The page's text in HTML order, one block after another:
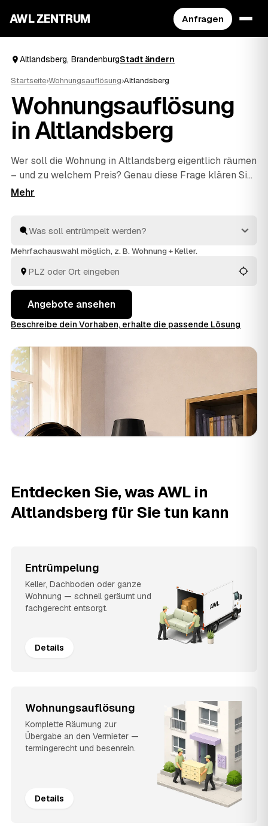
AWL ZENTRUM Anfragen
Altlandsberg, BrandenburgStadt ändern
Startseite›Wohnungsauflösung›Altlandsberg
Wohnungsauflösung
in Altlandsberg
Wer soll die Wohnung in Altlandsberg eigentlich räumen
– und zu welchem Preis? Genau diese Frage klären Sie
mit AWL in einer einzigen Anfrage: Sie schildern den
Festpreis. Räumen, fachgerecht entsorgen und
besenrein an den Vermieter übergeben gehört bei allen
besten passt.
Mehrfachauswahl möglich, z. B. Wohnung + Keller.
Angebote ansehen
Beschreibe dein Vorhaben, erhalte die passende Lösung
Entdecken Sie, was AWL in
Altlandsberg für Sie tun kann
Entrümpelung
Keller, Dachboden oder ganze
Wohnung — schnell geräumt und
fachgerecht entsorgt.
Details
Wohnungsauflösung
Komplette Räumung zur
Übergabe an den Vermieter —
termingerecht und besenrein.
Details